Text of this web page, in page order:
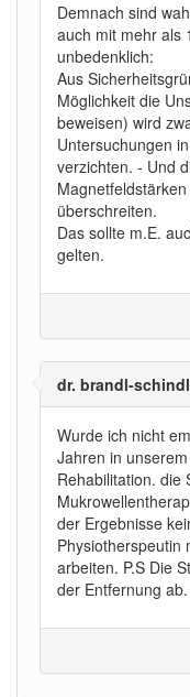
Demnach sind
auch mit mehr als
unbedenklich:
Aus
Möglichkeit die
beweisen) wird
Untersuchungen
verzichten. - Und
überschreiten.
Das sollte m.E.
gelten.
dr. brandl-
Wurde ich nicht
Jahren in
Rehabilitation. die
der Ergebnisse
Physiotherspeutin
arbeiten. P.S Die
der Entfernung ab.